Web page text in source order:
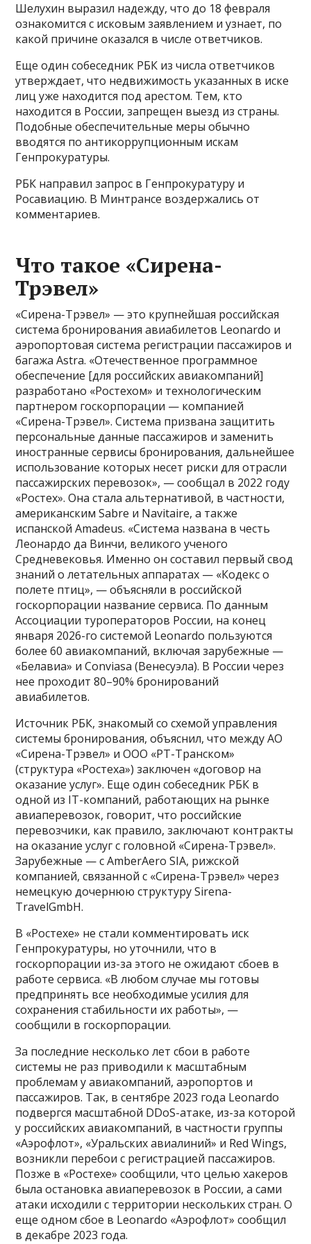
Шелухин выразил надежду, что до 18 февраля
ознакомится с исковым заявлением и узнает, по
какой причине оказался в числе ответчиков.
Еще один собеседник РБК из числа ответчиков
утверждает, что недвижимость указанных в иске
лиц уже находится под арестом. Тем, кто
находится в России, запрещен выезд из страны.
Подобные обеспечительные меры обычно
вводятся по антикоррупционным искам
Генпрокуратуры.
РБК направил запрос в Генпрокуратуру и
Росавиацию. В Минтрансе воздержались от
комментариев.
Что такое «Сирена-
Трэвел»
«Сирена-Трэвел» — это крупнейшая российская
система бронирования авиабилетов Leonardo и
аэропортовая система регистрации пассажиров и
багажа Astra. «Отечественное программное
обеспечение [для российских авиакомпаний]
разработано «Ростехом» и технологическим
партнером госкорпорации — компанией
«Сирена-Трэвел». Система призвана защитить
персональные данные пассажиров и заменить
иностранные сервисы бронирования, дальнейшее
использование которых несет риски для отрасли
пассажирских перевозок», — сообщал в 2022 году
«Ростех». Она стала альтернативой, в частности,
американским Sabre и Navitaire, а также
испанской Amadeus. «Система названа в честь
Леонардо да Винчи, великого ученого
Средневековья. Именно он составил первый свод
знаний о летательных аппаратах — «Кодекс о
полете птиц», — объясняли в российской
госкорпорации название сервиса. По данным
Ассоциации туроператоров России, на конец
января 2026-го системой Leonardo пользуются
более 60 авиакомпаний, включая зарубежные —
«Белавиа» и Conviasa (Венесуэла). В России через
нее проходит 80–90% бронирований
авиабилетов.
Источник РБК, знакомый со схемой управления
системы бронирования, объяснил, что между АО
«Сирена-Трэвел» и ООО «РТ-Транском»
(структура «Ростеха») заключен «договор на
оказание услуг». Еще один собеседник РБК в
одной из IT-компаний, работающих на рынке
авиаперевозок, говорит, что российские
перевозчики, как правило, заключают контракты
на оказание услуг с головной «Сирена-Трэвел».
Зарубежные — с AmberAero SIA, рижской
компанией, связанной с «Сирена-Трэвел» через
немецкую дочернюю структуру Sirena-
TravelGmbH.
В «Ростехе» не стали комментировать иск
Генпрокуратуры, но уточнили, что в
госкорпорации из-за этого не ожидают сбоев в
работе сервиса. «В любом случае мы готовы
предпринять все необходимые усилия для
сохранения стабильности их работы», —
сообщили в госкорпорации.
За последние несколько лет сбои в работе
системы не раз приводили к масштабным
проблемам у авиакомпаний, аэропортов и
пассажиров. Так, в сентябре 2023 года Leonardo
подвергся масштабной DDoS-атаке, из-за которой
у российских авиакомпаний, в частности группы
«Аэрофлот», «Уральских авиалиний» и Red Wings,
возникли перебои с регистрацией пассажиров.
Позже в «Ростехе» сообщили, что целью хакеров
была остановка авиаперевозок в России, а сами
атаки исходили с территории нескольких стран. О
еще одном сбое в Leonardo «Аэрофлот» сообщил
в декабре 2023 года.